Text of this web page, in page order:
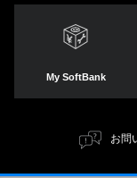
My SoftBank
お問